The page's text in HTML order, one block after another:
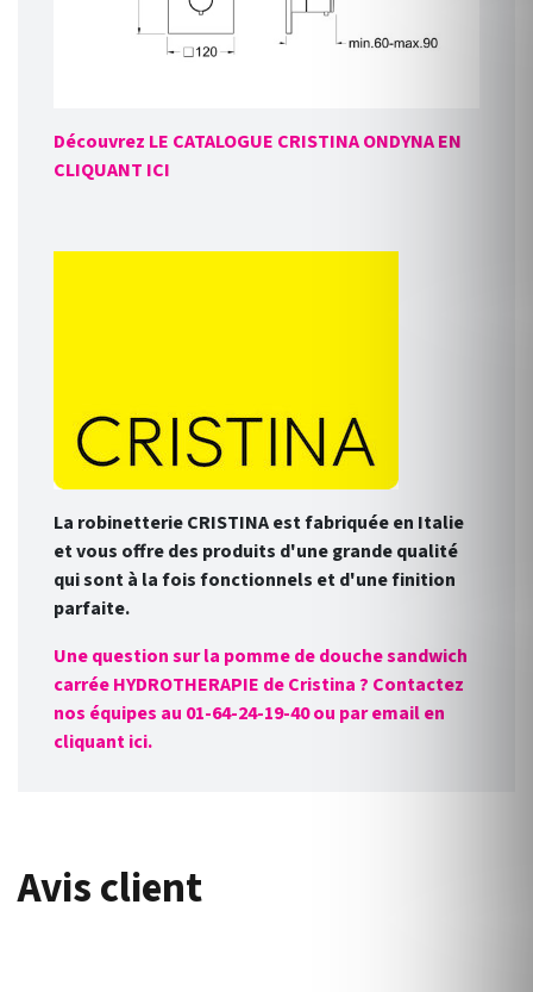
Découvrez LE CATALOGUE CRISTINA ONDYNA EN
CLIQUANT ICI
La robinetterie CRISTINA est fabriquée en Italie
et vous offre des produits d'une grande qualité
qui sont à la fois fonctionnels et d'une finition
parfaite.
Une question sur la pomme de douche sandwich
carrée HYDROTHERAPIE de Cristina ? Contactez
nos équipes au 01-64-24-19-40 ou par email en
cliquant ici.
Avis client